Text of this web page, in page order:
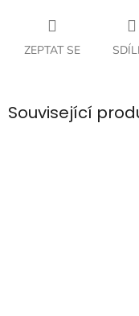
ZEPTAT SE
Související